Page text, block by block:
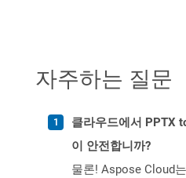
자주하는 질문
클라우드에서 PPTX
이 안전합니까?
물론! Aspose Cloud